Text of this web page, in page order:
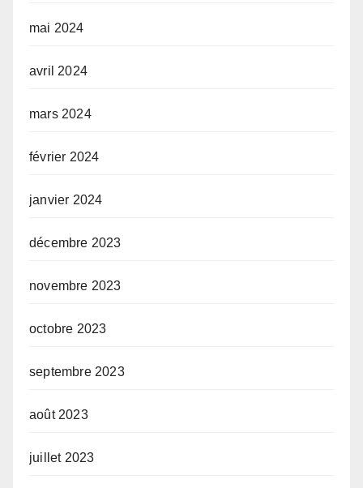
mai 2024
avril 2024
mars 2024
février 2024
janvier 2024
décembre 2023
novembre 2023
octobre 2023
septembre 2023
août 2023
juillet 2023